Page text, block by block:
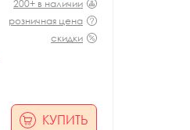
200+ в наличии
розничная цена
скидки
КУПИТЬ